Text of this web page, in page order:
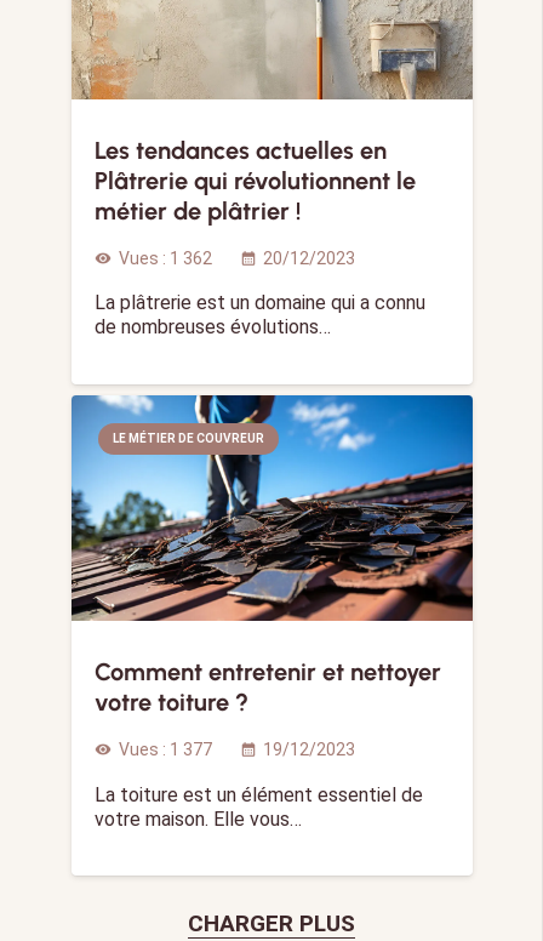
Les tendances actuelles en
Plâtrerie qui révolutionnent le
métier de plâtrier !
visibility Vues : 1 362 calendar_month 20/12/2023
La plâtrerie est un domaine qui a connu
de nombreuses évolutions…
LE MÉTIER DE COUVREUR
Comment entretenir et nettoyer
votre toiture ?
visibility Vues : 1 377 calendar_month 19/12/2023
La toiture est un élément essentiel de
votre maison. Elle vous…
CHARGER PLUS